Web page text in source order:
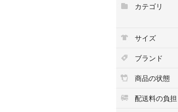
カテゴリ
サイズ
ブランド
商品の状態
配送料の負担